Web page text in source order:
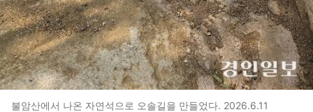
불암산에서 나온 자연석으로 오솔길을 만들었다. 2026.6.11